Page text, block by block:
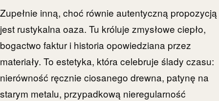
Zupełnie inną, choć równie autentyczną propozycją
jest rustykalna oaza. Tu króluje zmysłowe ciepło,
bogactwo faktur i historia opowiedziana przez
materiały. To estetyka, która celebruje ślady czasu:
nierówność ręcznie ciosanego drewna, patynę na
starym metalu, przypadkową nieregularność